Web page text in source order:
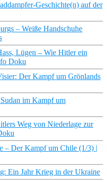
Geschichte(n) auf der
– Weiße Handschuhe
Lügen – Wie Hitler ein
Doku
Der Kampf um Grönlands
im Kampf um
Weg von Niederlage zur
– Der Kampf um Chile (1/3) |
Ein Jahr Krieg in der Ukraine